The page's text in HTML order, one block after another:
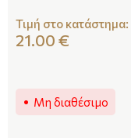
Τιμή στο κατάστημα:
21.00 €
Μη διαθέσιμο